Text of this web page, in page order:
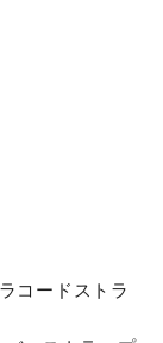
コードストラ